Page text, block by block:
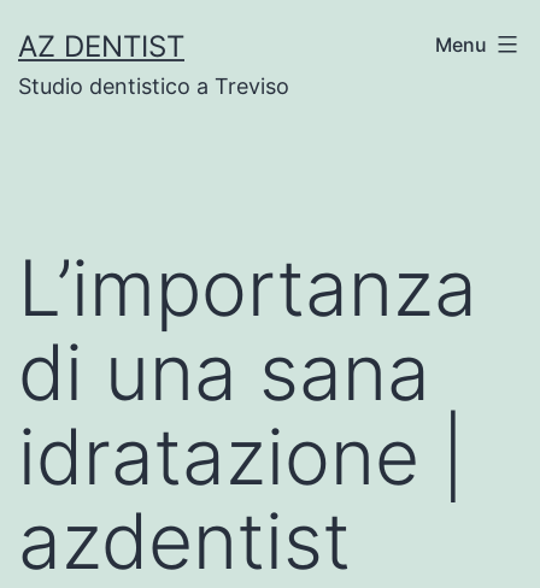
to
content
AZ DENTIST
Studio dentistico a Treviso
Menu
L’importanza
di una sana
idratazione |
azdentist